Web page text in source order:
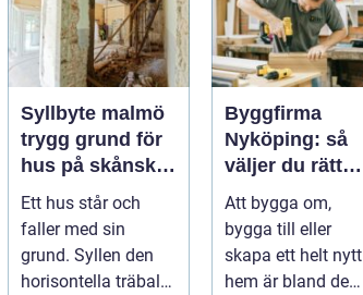
Syllbyte malmö
trygg grund för
hus på skånsk
mark
Ett hus står och
faller med sin
grund. Syllen den
horisontella träbalk
Byggfirma
Nyköping: så
väljer du rätt
partner för ditt
projekt
Att bygga om,
bygga till eller
skapa ett helt nytt
hem är bland de